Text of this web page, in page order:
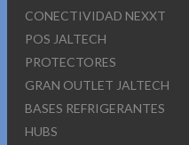
CONECTIVIDAD NEXXT
POS JALTECH
PROTECTORES
GRAN OUTLET JALTECH
BASES REFRIGERANTES
HUBS